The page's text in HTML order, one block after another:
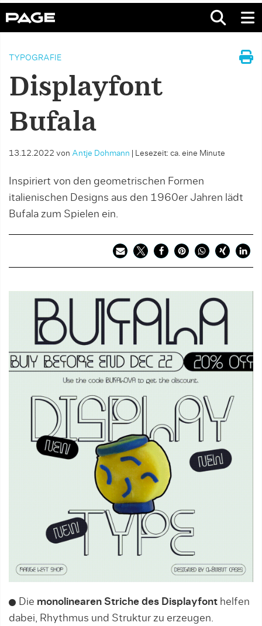
TYPOGRAFIE
Displayfont
Bufala
13.12.2022 von Antje Dohmann Lesezeit: ca. eine Minute
Inspiriert von den geometrischen Formen
italienischen Designs aus den 1960er Jahren lädt
Bufala zum Spielen ein.
Die monolinearen Striche des Displayfont helfen
dabei, Rhythmus und Struktur zu erzeugen.